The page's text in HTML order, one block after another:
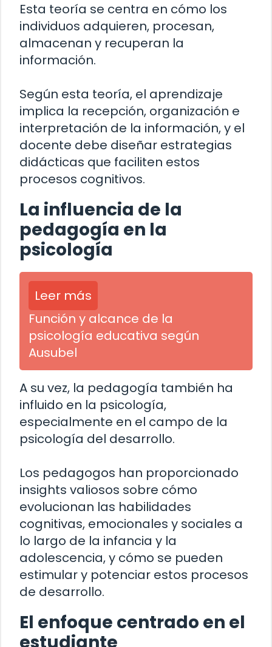
Esta teoría se centra en cómo los
individuos adquieren, procesan,
almacenan y recuperan la
información.
Según esta teoría, el aprendizaje
implica la recepción, organización e
interpretación de la información, y el
docente debe diseñar estrategias
didácticas que faciliten estos
procesos cognitivos.
La influencia de la
pedagogía en la
psicología
Leer más
Función y alcance de la
psicología educativa según
Ausubel
A su vez, la pedagogía también ha
influido en la psicología,
especialmente en el campo de la
psicología del desarrollo.
Los pedagogos han proporcionado
insights valiosos sobre cómo
evolucionan las habilidades
cognitivas, emocionales y sociales a
lo largo de la infancia y la
adolescencia, y cómo se pueden
estimular y potenciar estos procesos
de desarrollo.
El enfoque centrado en el